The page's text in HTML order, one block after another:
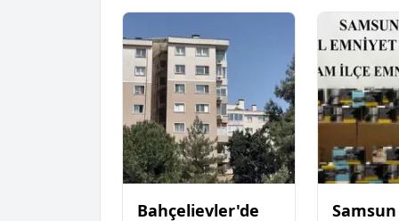
KARACABEY’DE 2
Şüpheli
Tutuklandı
Hızlıca
Bahçelievler'de
Samsun